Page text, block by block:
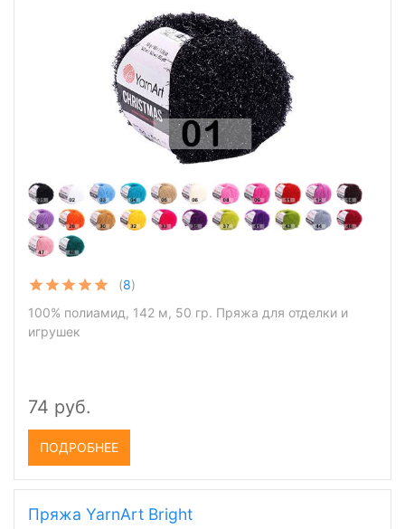
(8)
100% полиамид, 142 м, 50 гр. Пряжа для отделки и
игрушек
74 руб.
ПОДРОБНЕЕ
Пряжа YarnArt Bright